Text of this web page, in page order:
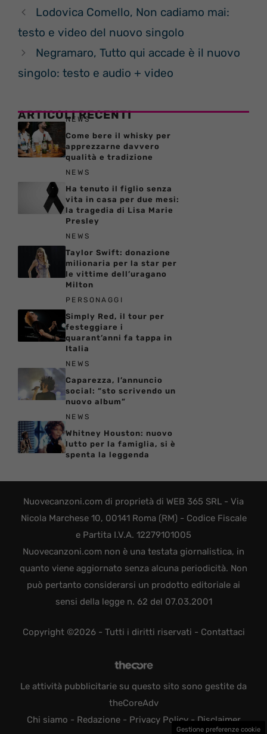
Lodovica Comello, Non cadiamo mai:
testo e video del nuovo singolo
Negramaro, Tutto qui accade è il nuovo
singolo: testo e audio + video
ARTICOLI RECENTI
NEWS
Come bere il whisky per
apprezzarne davvero
qualità e tradizione
NEWS
Ha tenuto il figlio senza
vita in casa per due mesi:
la tragedia di Lisa Marie
Presley
NEWS
Taylor Swift: donazione
milionaria per la star per
le vittime dell’uragano
Milton
PERSONAGGI
Simply Red, il tour per
festeggiare i
quarant’anni fa tappa in
Italia
NEWS
Caparezza, l’annuncio
social: “sto scrivendo un
nuovo album”
NEWS
Whitney Houston: nuovo
lutto per la famiglia, si è
spenta la leggenda
Nuovecanzoni.com di proprietà di WEB 365 SRL - Via
Nicola Marchese 10, 00141 Roma (RM) - Codice Fiscale
e Partita I.V.A. 12279101005
Nuovecanzoni.com non è una testata giornalistica, in
quanto viene aggiornato senza alcuna periodicità. Non
può pertanto considerarsi un prodotto editoriale ai
sensi della legge n. 62 del 07.03.2001
Copyright ©2026 - Tutti i diritti riservati - Contattaci
Le attività pubblicitarie su questo sito sono gestite da
theCoreAdv
Chi siamo - Redazione- Privacy Policy- Disclaimer
Gestione preferenze cookie